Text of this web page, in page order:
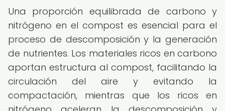
Una proporción equilibrada de carbono y
nitrógeno en el compost es esencial para el
proceso de descomposición y la generación
de nutrientes. Los materiales ricos en carbono
aportan estructura al compost, facilitando la
circulación del aire y evitando la
compactación, mientras que los ricos en